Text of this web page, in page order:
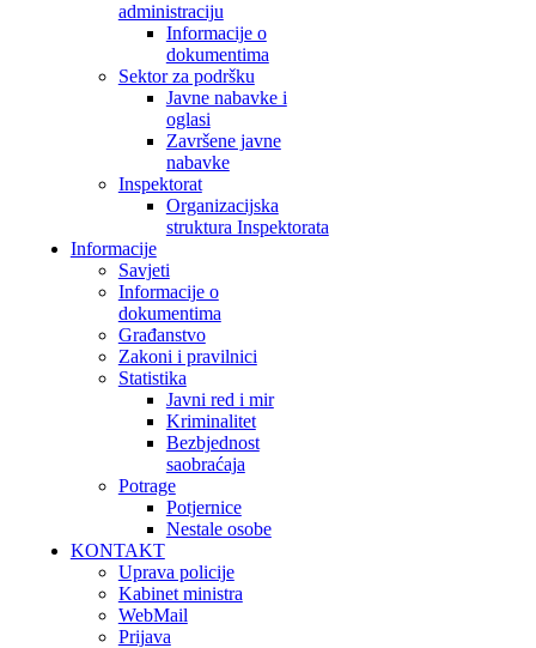
administraciju
Informacije o
dokumentima
Sektor za podršku
Javne nabavke i
oglasi
Završene javne
nabavke
Inspektorat
Organizacijska
struktura Inspektorata
Informacije
Savjeti
Informacije o
dokumentima
Građanstvo
Zakoni i pravilnici
Statistika
Javni red i mir
Kriminalitet
Bezbjednost
saobraćaja
Potrage
Potjernice
Nestale osobe
KONTAKT
Uprava policije
Kabinet ministra
WebMail
Prijava